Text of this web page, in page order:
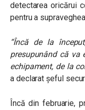
detectarea oricărui
pentru a
“Încă de la
presupunând că va
echipament, de la
a declarat șeful
Încă din februarie,